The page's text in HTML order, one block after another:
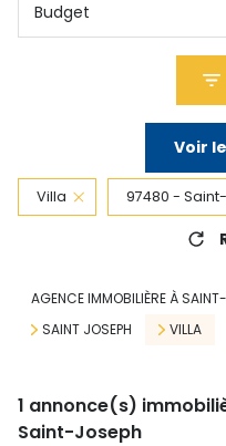
Budget
Voir
Villa 97480 -
AGENCE IMMOBILIÈRE À
SAINT JOSEPH
VILLA
1 annonce(s)
Saint-Joseph